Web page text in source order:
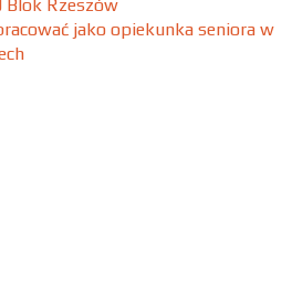
Blok Rzeszów
jako opiekunka seniora w